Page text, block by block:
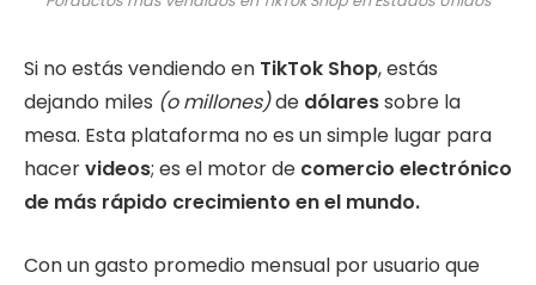
Si no estás vendiendo en TikTok Shop, estás
dejando miles (o millones)de dólaressobre la
mesa. Esta plataforma no es un simple lugar para
hacervideos; es el motor de comercio electrónico
de más rápido crecimiento en el mundo.
Con un gasto promedio mensual por usuario que